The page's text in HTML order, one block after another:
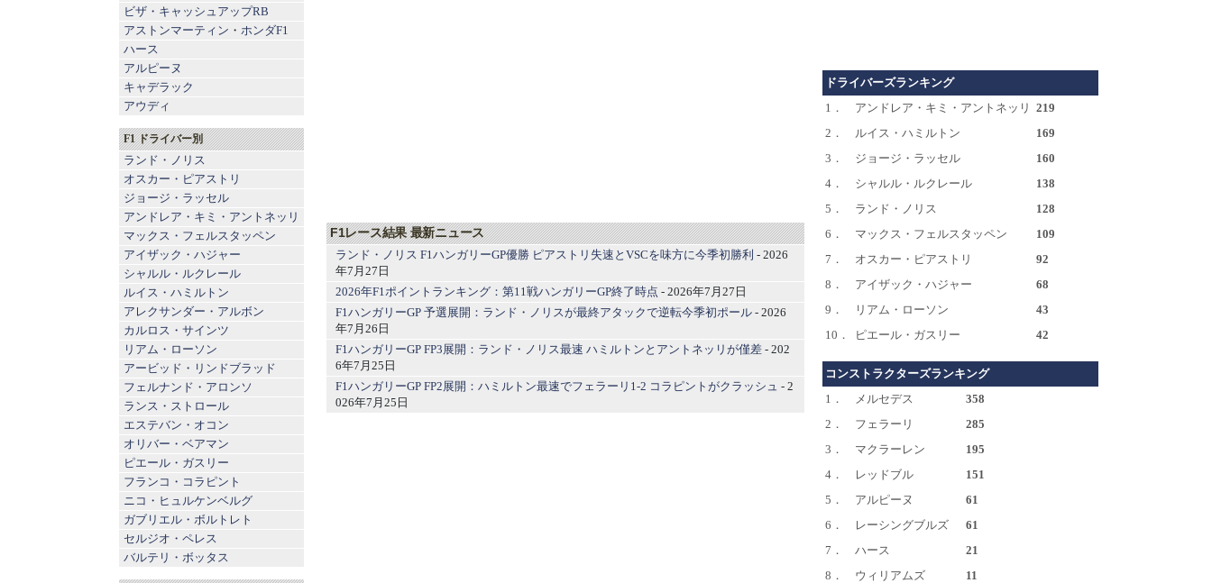
F1レース結果 最新ニュース
ランド・ノリス F1ハンガリーGP優勝 ピアストリ失速とVSCを味方に今季初勝利 - 2026
年7月27日
2026年F1ポイントランキング：第11戦ハンガリーGP終了時点 - 2026年7月27日
F1ハンガリーGP 予選展開：ランド・ノリスが最終アタックで逆転今季初ポール - 2026
年7月26日
F1ハンガリーGP FP3展開：ランド・ノリス最速 ハミルトンとアントネッリが僅差 - 202
6年7月25日
F1ハンガリーGP FP2展開：ハミルトン最速でフェラーリ1-2 コラピントがクラッシュ - 2
026年7月25日
ビザ・キャッシュアップRB
アストンマーティン ・ ホンダF1
ハース
アルピーヌ
キャデラック
アウディ
F1 ドライバー別
ランド・ノリス
オスカー・ピアストリ
ジョージ・ラッセル
アンドレア・キミ・アントネッリ
マックス・フェルスタッペン
アイザック・ハジャー
シャルル・ルクレール
ルイス・ハミルトン
アレクサンダー・アルボン
カルロス・サインツ
リアム・ローソン
アービッド・リンドブラッド
フェルナンド・アロンソ
ランス・ストロール
エステバン・オコン
オリバー・ベアマン
ピエール・ガスリー
フランコ・コラピント
ニコ・ヒュルケンベルグ
ガブリエル・ボルトレト
セルジオ・ペレス
バルテリ・ボッタス
ドライバーズランキング
1．
アンドレア・キミ・アントネッリ 219
2．
ルイス・ハミルトン
169
3．
ジョージ・ラッセル
160
4．
シャルル・ルクレール
138
5．
ランド・ノリス
128
6．
マックス・フェルスタッペン
109
7．
オスカー・ピアストリ
92
8．
アイザック・ハジャー
68
9．
リアム・ローソン
43
10．
ピエール・ガスリー 42
コンストラクターズランキング
1．
メルセデス
358
2．
フェラーリ
285
3．
マクラーレン
195
4．
レッドブル
151
5．
アルピーヌ
61
6．
レーシングブルズ
61
7．
ハース
21
8．
ウィリアムズ
11